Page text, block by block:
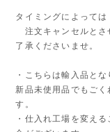
タイミングによっては
注文キャンセルとさ
了承くださいませ。
・こちらは輸入品と
新品未使用品でもご
す。
・仕入れ工場を変え